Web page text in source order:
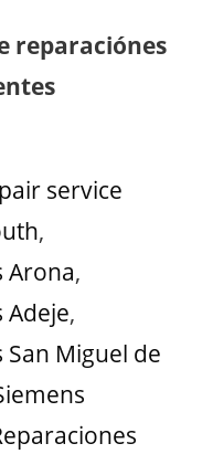
reparaciónes
service
,
Arona,
Adeje,
San Miguel de